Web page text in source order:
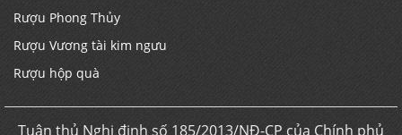
Rượu Phong Thủy
Rượu Vương tài kim ngưu
Rượu hộp quà
Tuân thủ Nghị định số 185/2013/NĐ-CP của Chính phủ